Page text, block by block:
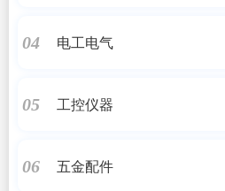
04 电工电气
05 工控仪器
06 五金配件